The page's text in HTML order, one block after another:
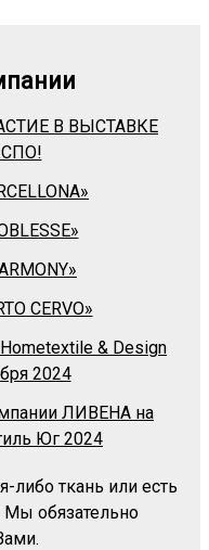
В ВЫСТАВКЕ
CERVO»
& Design
2024
ЛИВЕНА на
Юг 2024
либо ткань или есть
обязательно